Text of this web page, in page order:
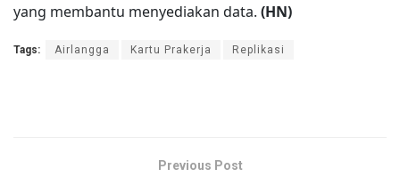
yang membantu menyediakan data. (HN)
Tags: Airlangga Kartu Prakerja Replikasi
Previous Post